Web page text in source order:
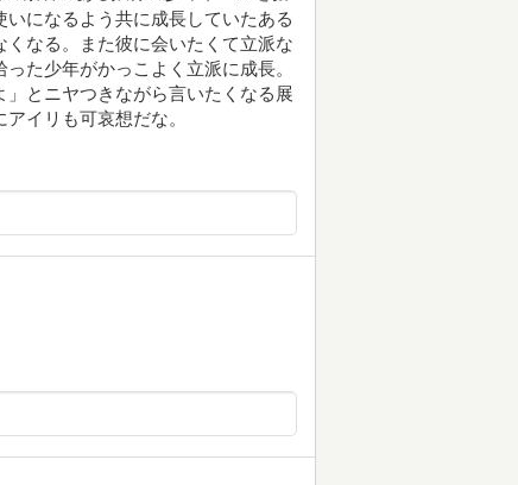
になるよう共に成長していたある
なる。また彼に会いたくて立派な
た少年がかっこよく立派に成長。
とニヤつきながら言いたくなる展
イリも可哀想だな。